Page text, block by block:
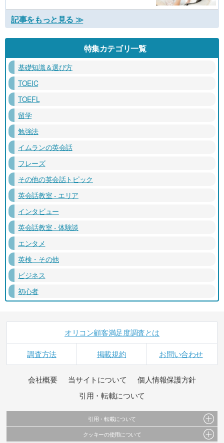
記事をもっと見る ≫
特集カテゴリ一覧
基礎知識＆選び方
TOEIC
TOEFL
留学
勉強法
イムランの英会話
フレーズ
その他の英会話トピック
英会話教室 - エリア
インタビュー
英会話教室 - 体験談
エンタメ
英検・その他
ビジネス
初心者
オリコン顧客満足度調査とは
調査方法 掲載規約 お問い合わせ
会社概要 当サイトについて
個人情報保護方針
引用・転載について
引用・転載について
当サイトで公開されている情報（文字、写真、イラスト、画像データ等）及びこれらの配
クッキーの使用について